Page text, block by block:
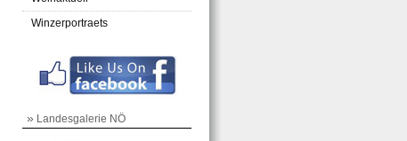
Winzerportraets
» Landesgalerie NÖ